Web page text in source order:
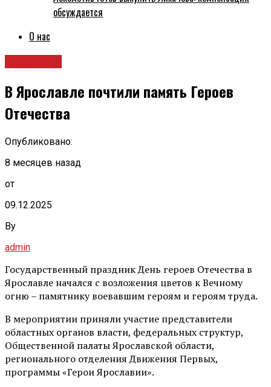
обсуждается
О нас
В Ярославле почтили память Героев
Отечества
Опубликовано:
8 месяцев назад
от
09.12.2025
By
admin
Государственный праздник День героев Отечества в
Ярославле начался с возложения цветов к Вечному
огню – памятнику воевавшим героям и героям труда.
В мероприятии приняли участие представители
областных органов власти, федеральных структур,
Общественной палаты Ярославской области,
регионального отделения Движения Первых,
программы «Герои Ярославии».